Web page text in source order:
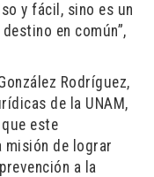
y fácil, sino es un
en común”,
Rodríguez,
de la UNAM,
este
misión de lograr
a la